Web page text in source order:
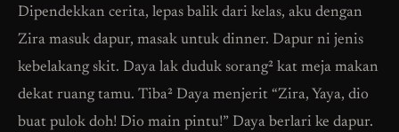
Dipendekkan cerita, lepas balik dari kelas, aku dengan
Zira masuk dapur, masak untuk dinner. Dapur ni jenis
kebelakang skit. Daya lak duduk sorang² kat meja makan
dekat ruang tamu. Tiba² Daya menjerit “Zira, Yaya, dio
buat pulok doh! Dio main pintu!” Daya berlari ke dapur.